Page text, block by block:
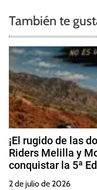
d
a
s
También te
¡El rugido de las
Riders Melilla y
conquistar la 5ª
Amis Alhuseima»
2 de julio de 2026